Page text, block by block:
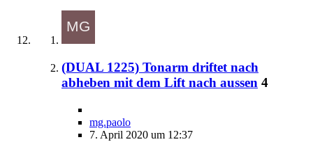
(DUAL 1225) Tonarm driftet nach
abheben mit dem Lift nach aussen 4
mg.paolo
7. April 2020 um 12:37